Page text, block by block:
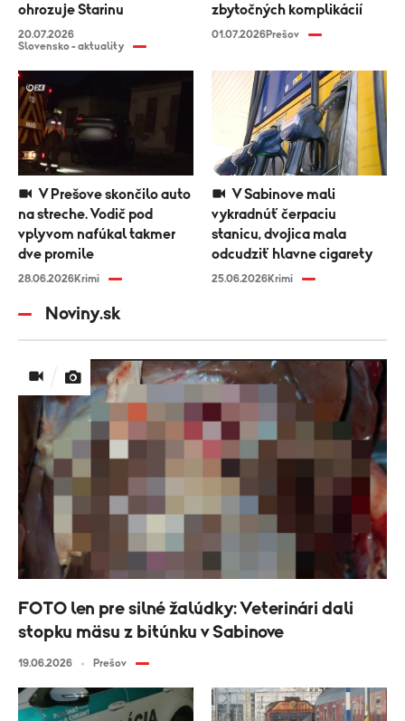
ohrozuje Starinu
20.07.2026
Slovensko - aktuality
zbytočných komplikácií
01.07.2026Prešov
na streche. Vodič pod
vplyvom nafúkal takmer
dve promile
28.06.2026Krimi
vykradnúť čerpaciu
stanicu, dvojica mala
odcudziť hlavne cigarety
25.06.2026Krimi
Noviny.sk
FOTO len pre silné žalúdky: Veterinári dali
stopku mäsu z bitúnku v Sabinove
19.06.2026 Prešov